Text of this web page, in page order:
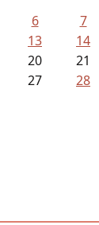
6 7
13 14
20 21
27 28